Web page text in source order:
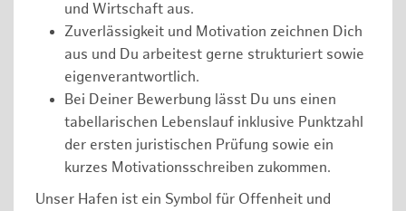
und Wirtschaft aus.
Zuverlässigkeit und Motivation zeichnen Dich
aus und Du arbeitest gerne strukturiert sowie
eigenverantwortlich.
Bei Deiner Bewerbung lässt Du uns einen
tabellarischen Lebenslauf inklusive Punktzahl
der ersten juristischen Prüfung sowie ein
kurzes Motivationsschreiben zukommen.
Unser Hafen ist ein Symbol für Offenheit und